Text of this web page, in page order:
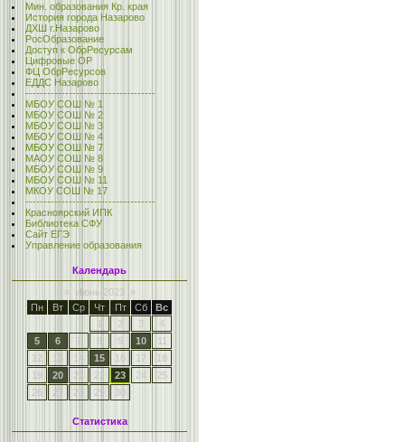
Мин. образования Кр. края
История города Назарово
ДХШ г.Назарово
РосОбразование
Доступ к ОбрРесурсам
Цифровые ОР
ФЦ ОбрРесурсов
ЕДДС Назарово
------------------------------------
МБОУ СОШ № 1
МБОУ СОШ № 2
МБОУ СОШ № 3
МБОУ СОШ № 4
МБОУ СОШ № 7
МАОУ СОШ № 8
МБОУ СОШ № 9
МБОУ СОШ № 11
МКОУ СОШ № 17
------------------------------------
Красноярский ИПК
Библиотека СФУ
Сайт ЕГЭ
Управление образования
Календарь
«
Июнь 2023
»
Пн
Вт Ср Чт Пт Сб
Вс
1
2 3
4
5
6 7 8 9 10
11
12
13 14 15 16 17
18
19
20 21 22 23 24
25
26
27 28 29 30
Статистика